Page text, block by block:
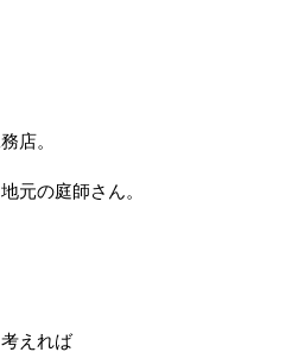
店。
元の庭師さん。
えれば